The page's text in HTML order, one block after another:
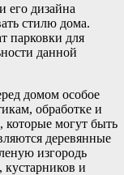
его дизайна
стилю дома.
парковки для
данной
домом особое
обработке и
могут быть
деревянные
изгородь
кустарников и